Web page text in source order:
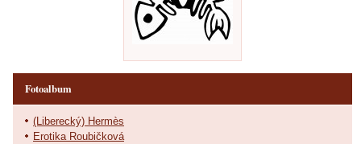
Fotoalbum
(Liberecký) Hermès
Erotika Roubičková